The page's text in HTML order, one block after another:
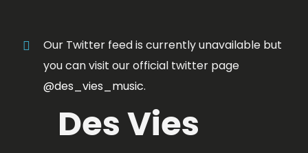
Our Twitter feed is currently unavailable but
you can visit our official twitter page
@des_vies_music.
Des Vies